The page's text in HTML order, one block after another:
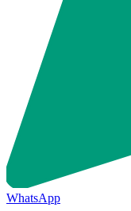
WhatsApp